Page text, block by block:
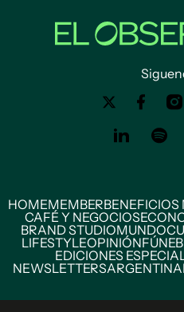
HOMEMEMBERBENEFICIOS
CAFÉ Y NEGOCIOS
BRAND STUDIOMUNDO
LIFESTYLEOPINIÓN
EDICIONES
NEWSLETTERSARGENTINA